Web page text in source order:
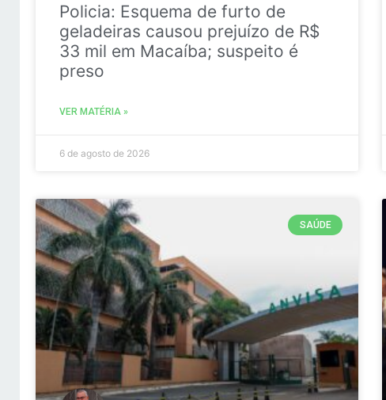
Policia: Esquema de furto de
geladeiras causou prejuízo de R$
33 mil em Macaíba; suspeito é
preso
VER MATÉRIA »
6 de agosto de 2026
SAÚDE